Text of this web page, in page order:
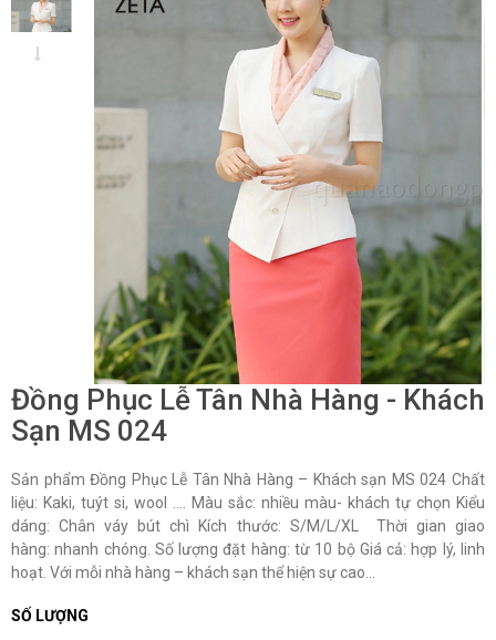
Đồng Phục Lễ Tân Nhà Hàng - Khách
Sạn MS 024
Sản phẩm Đồng Phục Lễ Tân Nhà Hàng – Khách sạn MS 024 Chất
liệu: Kaki, tuýt si, wool …. Màu sắc: nhiều màu- khách tự chọn Kiểu
dáng: Chân váy bút chì Kích thước: S/M/L/XL Thời gian giao
hàng: nhanh chóng. Số lượng đặt hàng: từ 10 bộ Giá cả: hợp lý, linh
hoạt. Với mỗi nhà hàng – khách sạn thể hiện sự cao...
SỐ LƯỢNG